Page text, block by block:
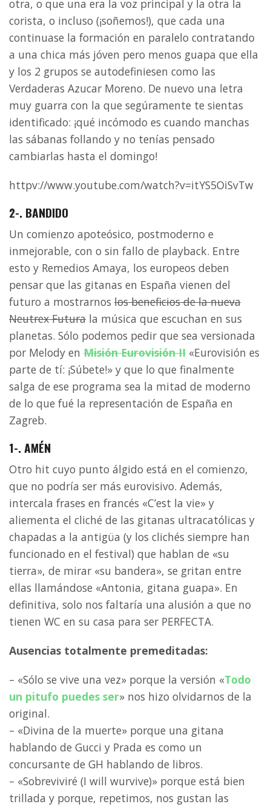
otra, o que una era la voz principal y la otra la
corista, o incluso (¡soñemos!), que cada una
continuase la formación en paralelo contratando
a una chica más jóven pero menos guapa que ella
y los 2 grupos se autodefiniesen como las
Verdaderas Azucar Moreno. De nuevo una letra
muy guarra con la que segúramente te sientas
identificado: ¡qué incómodo es cuando manchas
las sábanas follando y no tenías pensado
cambiarlas hasta el domingo!
httpv://www.youtube.com/watch?v=itYS5OiSvTw
2-. BANDIDO
Un comienzo apoteósico, postmoderno e
inmejorable, con o sin fallo de playback. Entre
esto y Remedios Amaya, los europeos deben
pensar que las gitanas en España vienen del
futuro a mostrarnos los beneficios de la nueva
Neutrex Futura la música que escuchan en sus
planetas. Sólo podemos pedir que sea versionada
por Melody en Misión Eurovisión II «Eurovisión es
parte de tí: ¡Súbete!» y que lo que finalmente
salga de ese programa sea la mitad de moderno
de lo que fué la representación de España en
Zagreb.
1-. AMÉN
Otro hit cuyo punto álgido está en el comienzo,
que no podría ser más eurovisivo. Además,
intercala frases en francés «C’est la vie» y
aliementa el cliché de las gitanas ultracatólicas y
chapadas a la antigüa (y los clichés siempre han
funcionado en el festival) que hablan de «su
tierra», de mirar «su bandera», se gritan entre
ellas llamándose «Antonia, gitana guapa». En
definitiva, solo nos faltaría una alusión a que no
tienen WC en su casa para ser PERFECTA.
Ausencias totalmente premeditadas:
– «Sólo se vive una vez» porque la versión «Todo
un pitufo puedes ser» nos hizo olvidarnos de la
original.
– «Divina de la muerte» porque una gitana
hablando de Gucci y Prada es como un
concursante de GH hablando de libros.
– «Sobreviviré (I will wurvive)» porque está bien
trillada y porque, repetimos, nos gustan las